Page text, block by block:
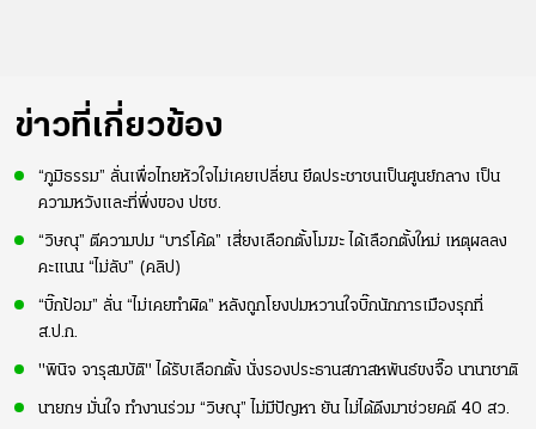
ข่าวที่เกี่ยวข้อง
“ภูมิธรรม” ลั่นเพื่อไทยหัวใจไม่เคยเปลี่ยน ยึดประชาชนเป็นศูนย์กลาง เป็น
ความหวังและที่พึ่งของ ปชช.
“วิษณุ” ตีความปม “บาร์โค้ด” เสี่ยงเลือกตั้งโมฆะ ได้เลือกตั้งใหม่ เหตุผลลง
คะแนน “ไม่ลับ” (คลิป)
“บิ๊กป้อม” ลั่น “ไม่เคยทำผิด” หลังถูกโยงปมหวานใจบิ๊กนักการเมืองรุกที่
ส.ป.ก.
"พินิจ จารุสมบัติ" ได้รับเลือกตั้ง นั่งรองประธานสภาสหพันธ์ขงจื๊อ นานาชาติ
นายกฯ มั่นใจ ทำงานร่วม “วิษณุ” ไม่มีปัญหา ยัน ไม่ได้ดึงมาช่วยคดี 40 สว.